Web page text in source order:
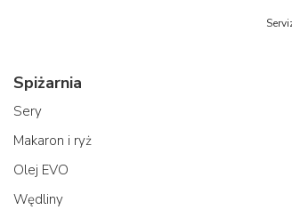
Spiżarnia
Sery
Makaron i ryż
Olej EVO
Wędliny